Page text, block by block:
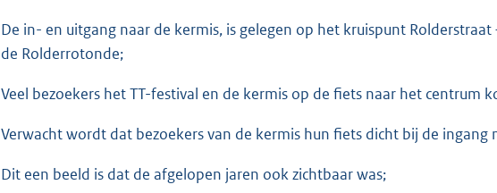
De in- en uitgang naar de kermis, is gelegen op het kruispunt Rolderstraat
de Rolderrotonde;
Veel bezoekers het TT-festival en de kermis op de fiets naar het centrum
Verwacht wordt dat bezoekers van de kermis hun fiets dicht bij de ingang
Dit een beeld is dat de afgelopen jaren ook zichtbaar was;